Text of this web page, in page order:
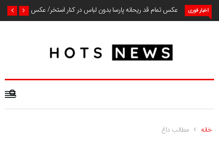
اخبار فوری عکس تمام قد ریحانه پارسا بدون لباس در کنار استخر/ عکس
خانه مطالب داغ